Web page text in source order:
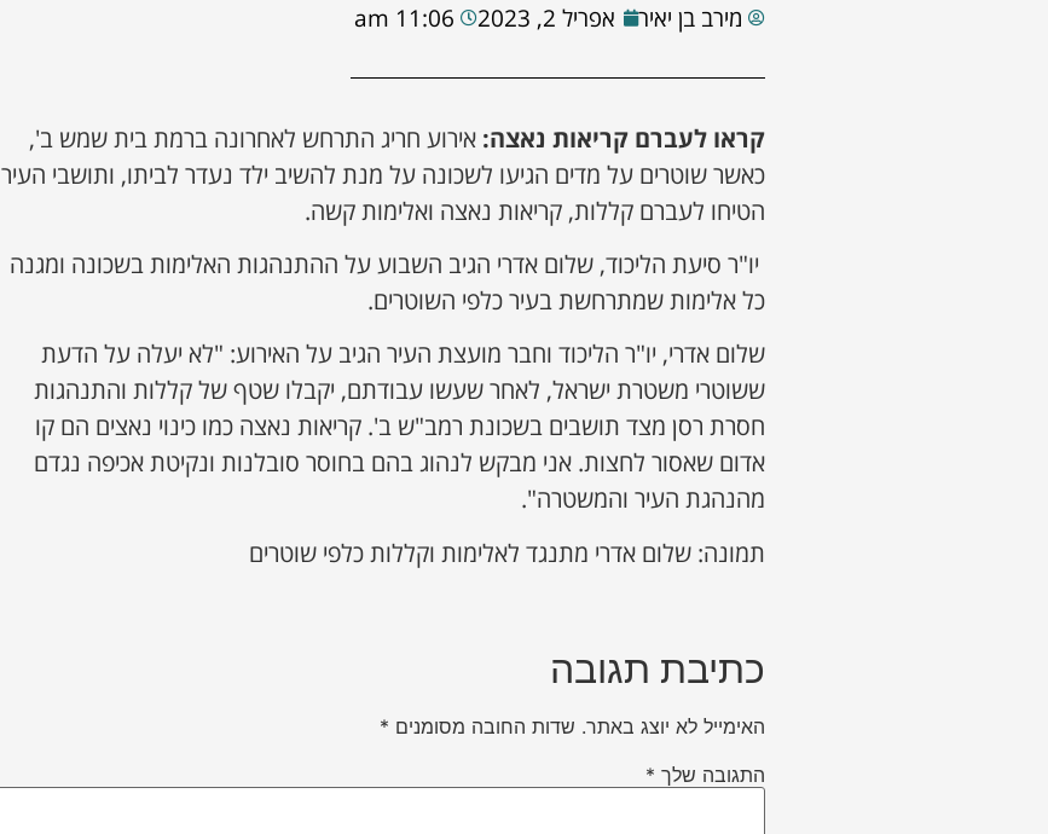
מירב בן יאיר אפריל 2, 2023 11:06 am
קראו לעברם קריאות נאצה:אירוע חריג התרחש לאחרונה ברמת בית שמש ב',
כאשר שוטרים על מדים הגיעו לשכונה על מנת להשיב ילד נעדר לביתו, ותושבי העיר
הטיחו לעברם קללות, קריאות נאצה ואלימות קשה.
יו"ר סיעת הליכוד, שלום אדרי הגיב השבוע על ההתנהגות האלימות בשכונה ומגנה
כל אלימות שמתרחשת בעיר כלפי השוטרים.
שלום אדרי, יו"ר הליכוד וחבר מועצת העיר הגיב על האירוע: "לא יעלה על הדעת
ששוטרי משטרת ישראל, לאחר שעשו עבודתם, יקבלו שטף של קללות והתנהגות
חסרת רסן מצד תושבים בשכונת רמב"ש ב'. קריאות נאצה כמו כינוי נאצים הם קו
אדום שאסור לחצות. אני מבקש לנהוג בהם בחוסר סובלנות ונקיטת אכיפה נגדם
מהנהגת העיר והמשטרה".
תמונה: שלום אדרי מתנגד לאלימות וקללות כלפי שוטרים
כתיבת תגובה
האימייל לא יוצג באתר. שדות החובה מסומנים *
התגובה שלך *